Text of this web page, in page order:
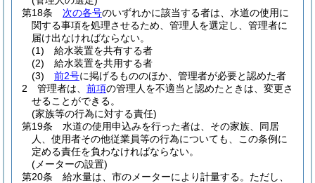
第18条
次の各号のいずれかに該当する者は、水道の使用に
関する事項を処理させるため、管理人を選定し、管理者に
届け出なければならない。
(1)
給水装置を共有する者
(2)
給水装置を共用する者
(3)
前2号に掲げるもののほか、管理者が必要と認めた者
2
管理者は、 前項の管理人を不適当と認めたときは、変更さ
せることができる。
(家族等の行為に対する責任)
第19条
水道の使用申込みを行った者は、その家族、同居
人、使用者その他従業員等の行為についても、この条例に
定める責任を負わなければならない。
(メーターの設置)
第20条
給水量は、市のメーターにより計量する。 ただし、